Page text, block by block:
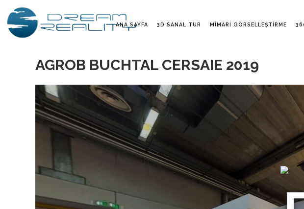
ANA SAYFA 3D SANAL TUR MIMARI GÖRSELLEŞTIRME
AGROB BUCHTAL CERSAIE 2019